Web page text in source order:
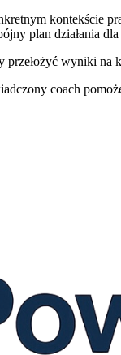
kontekście
plan działania dla
wyniki na
coach